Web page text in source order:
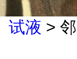
试液 > 邻